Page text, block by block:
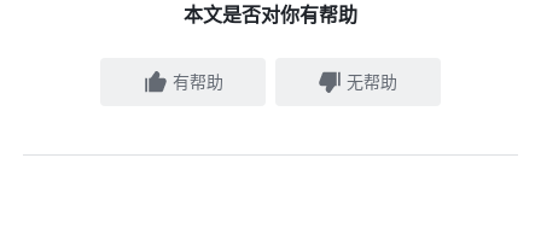
本文是否对你有帮助
有帮助 无帮助